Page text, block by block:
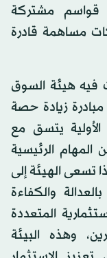
قواسم مشتركة
مساهمة قادرة
فيه هيئة السوق
زيادة حصة
يتسق مع
الرئيسية
تسعى الهيئة إلى
والكفاءة
المتعددة
وهذه البيئة